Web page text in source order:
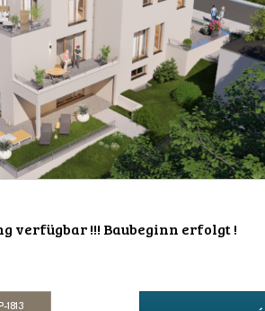
verfügbar !!! Baubeginn erfolgt !
1813